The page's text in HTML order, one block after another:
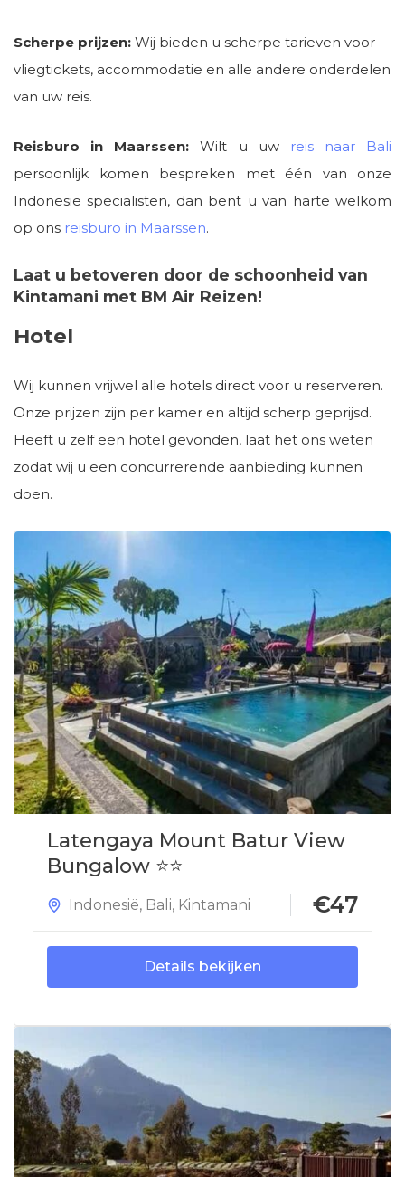
Scherpe prijzen: Wij bieden u scherpe tarieven voor
vliegtickets, accommodatie en alle andere onderdelen
van uw reis.
Reisburo in Maarssen: Wilt u uw
reis naar Bali
persoonlijk komen bespreken met één van onze
Indonesië specialisten, dan bent u van harte welkom
op ons reisburo in Maarssen.
Laat u betoveren door de schoonheid van
Kintamani met BM Air Reizen!
Hotel
Wij kunnen vrijwel alle hotels direct voor u reserveren.
Onze prijzen zijn per kamer en altijd scherp geprijsd.
Heeft u zelf een hotel gevonden, laat het ons weten
zodat wij u een concurrerende aanbieding kunnen
doen.
Latengaya Mount Batur View
Bungalow ⭐⭐
Indonesië, Bali, Kintamani €47
Details bekijken